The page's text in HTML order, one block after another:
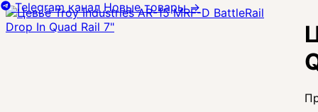
Telegram канал Новые товары→